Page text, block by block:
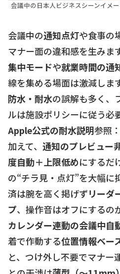
会議中の日本人ビジネスシーンイメ
会議中の通知点灯や食事の
マナー面の違和感を生みます
集中モードや就業時間の通
線を集める場面は激減します
防水・耐水の誤解も多く、
ルは施設ポリシーに従う必
Apple公式の耐水説明参照：
加えて、 通知のプレビュー
度自動＋上限低めにするだ
の“チラ見・点灯”を大幅に
済は腕を高く掲げずリーダ
プ、操作音はオフにするの
カレンダー連動の会議中自
着で作動する位置情報ベー
と、つけ外し不要でマナー